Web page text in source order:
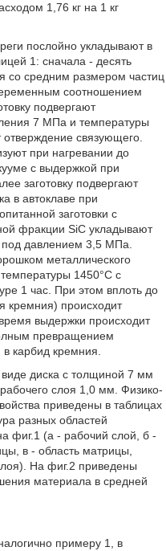
1,76 кг на 1 кг
послойно укладывают в
1: сначала - десять
со средним размером частиц
соотношением
подвергают
7 МПа и температуры
отверждение связующего.
при нагревании до
с выдержкой при
заготовку подвергают
в автоклаве при
заготовки с
фракции SiC укладывают
под давлением 3,5 МПа.
металлического
1450°С с
1 час. При этом вплоть до
кремния) происходит
выдержки происходит
превращением
в карбид кремния.
виде диска с толщиной 7 мм
слоя 1,0 мм. Физико-
приведены в таблицах
разных областей
фиг.1 (а - рабочий слой, б -
в - область матрицы,
На фиг.2 приведены
материала в средней
примеру 1, в